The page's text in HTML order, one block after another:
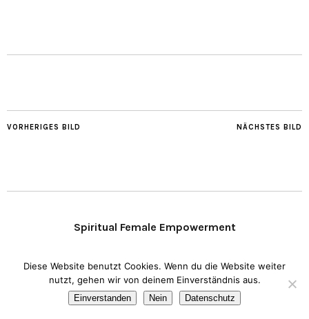
NÄCHSTES BILD
VORHERIGES BILD
Spiritual Female Empowerment
Copyright © 2020 Transparent Heart.Impressum IDatenschutz
Diese Website benutzt Cookies. Wenn du die Website weiter
nutzt, gehen wir von deinem Einverständnis aus.
Einverstanden Nein Datenschutz